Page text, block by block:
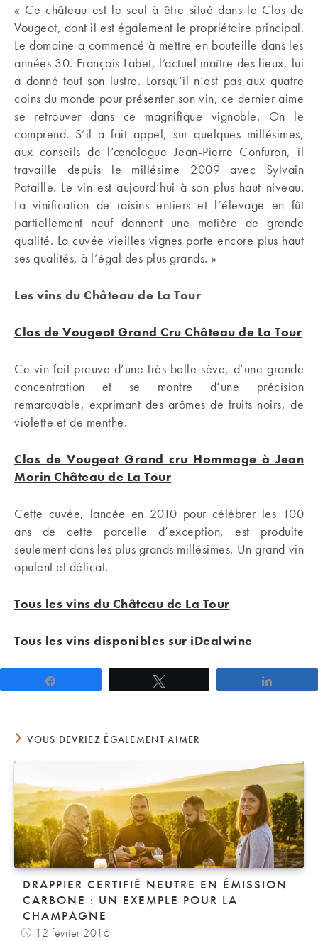
« Ce château est le seul à être situé dans le Clos de
Vougeot, dont il est également le propriétaire principal.
Le domaine a commencé à mettre en bouteille dans les
années 30. François Labet, l’actuel maître des lieux, lui
a donné tout son lustre. Lorsqu’il n’est pas aux quatre
coins du monde pour présenter son vin, ce dernier aime
se retrouver dans ce magnifique vignoble. On le
comprend. S’il a fait appel, sur quelques millésimes,
aux conseils de l’œnologue Jean-Pierre Confuron, il
travaille depuis le millésime 2009 avec Sylvain
Pataille. Le vin est aujourd’hui à son plus haut niveau.
La vinification de raisins entiers et l’élevage en fût
partiellement neuf donnent une matière de grande
qualité. La cuvée vieilles vignes porte encore plus haut
ses qualités, à l’égal des plus grands. »
Les vins du Château de La Tour
Clos de Vougeot Grand Cru Château de La Tour
Ce vin fait preuve d’une très belle sève, d’une grande
concentration et se montre d’une précision
remarquable, exprimant des arômes de fruits noirs, de
violette et de menthe.
Clos de Vougeot Grand cru Hommage à Jean
Morin Château de La Tour
Cette cuvée, lancée en 2010 pour célébrer les 100
ans de cette parcelle d’exception, est produite
seulement dans les plus grands millésimes. Un grand vin
opulent et délicat.
Tous les vins du Château de La Tour
Tous les vins disponibles sur iDealwine
VOUS DEVRIEZ ÉGALEMENT AIMER
DRAPPIER CERTIFIÉ NEUTRE EN ÉMISSION
CARBONE : UN EXEMPLE POUR LA
CHAMPAGNE
12 février 2016